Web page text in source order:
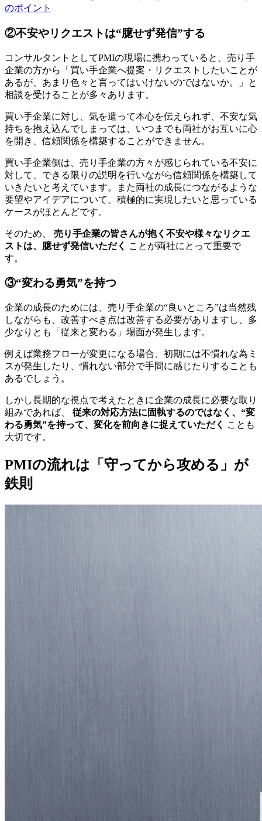
のポイント
②不安やリクエストは“臆せず発信”する
コンサルタントとしてPMIの現場に携わっていると、売り手
企業の方から「買い手企業へ提案・リクエストしたいことが
あるが、あまり色々と言ってはいけないのではないか。」と
相談を受けることが多々あります。
買い手企業に対し、気を遣って本心を伝えられず、不安な気
持ちを抱え込んでしまっては、いつまでも両社がお互いに心
を開き、信頼関係を構築することができません。
買い手企業側は、売り手企業の方々が感じられている不安に
対して、できる限りの説明を行いながら信頼関係を構築して
いきたいと考えています。また両社の成長につながるような
要望やアイデアについて、積極的に実現したいと思っている
ケースがほとんどです。
そのため、 売り手企業の皆さんが抱く不安や様々なリクエ
ストは、臆せず発信いただく
ことが両社にとって重要で
す。
③“変わる勇気”を持つ
企業の成長のためには、売り手企業の“良いところ”は当然残
しながらも、改善すべき点は改善する必要がありますし、多
少なりとも「従来と変わる」場面が発生します。
例えば業務フローが変更になる場合、初期には不慣れな為ミ
スが発生したり、慣れない部分で手間に感じたりすることも
あるでしょう。
しかし長期的な視点で考えたときに企業の成長に必要な取り
組みであれば、 従来の対応方法に固執するのではなく、“変
わる勇気”を持って、変化を前向きに捉えていただく
ことも
大切です。
PMIの流れは「守ってから攻める」が
鉄則